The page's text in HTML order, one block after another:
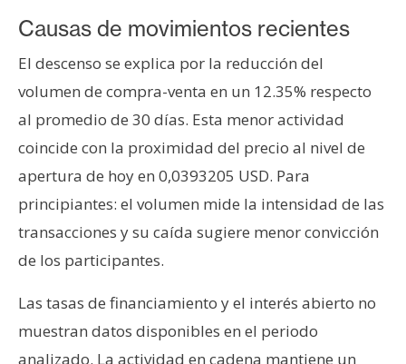
n
a
T
e
m
a
s
e
c
u
Causas de movimientos recientes
El descenso se explica por la reducción del
volumen de compra-venta en un 12.35% respecto
al promedio de 30 días. Esta menor actividad
coincide con la proximidad del precio al nivel de
apertura de hoy en 0,0393205 USD. Para
principiantes: el volumen mide la intensidad de las
transacciones y su caída sugiere menor convicción
de los participantes.
Las tasas de financiamiento y el interés abierto no
muestran datos disponibles en el periodo
analizado. La actividad en cadena mantiene un